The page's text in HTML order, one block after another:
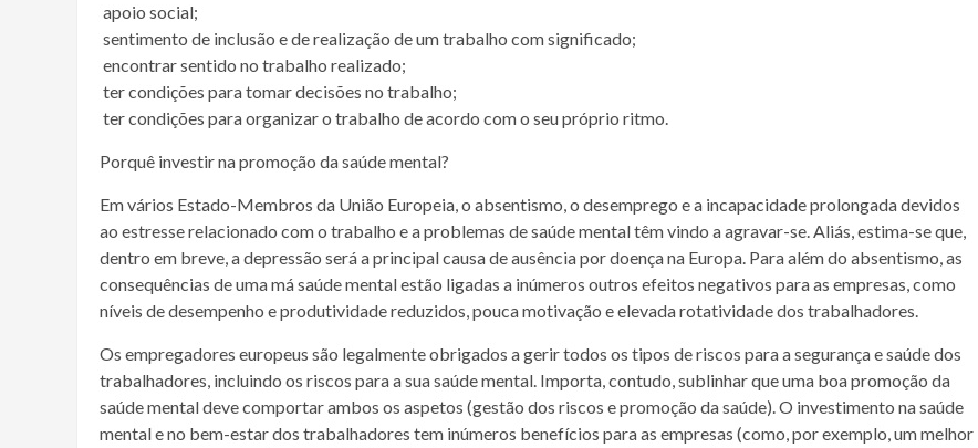
 apoio social;
 sentimento de inclusão e de realização de um trabalho com significado;
 encontrar sentido no trabalho realizado;
 ter condições para tomar decisões no trabalho;
 ter condições para organizar o trabalho de acordo com o seu próprio ritmo.
Porquê investir na promoção da saúde mental?
Em vários Estado-Membros da União Europeia, o absentismo, o desemprego e a incapacidade prolongada devidos
ao estresse relacionado com o trabalho e a problemas de saúde mental têm vindo a agravar-se. Aliás, estima-se que,
dentro em breve, a depressão será a principal causa de ausência por doença na Europa. Para além do absentismo, as
consequências de uma má saúde mental estão ligadas a inúmeros outros efeitos negativos para as empresas, como
níveis de desempenho e produtividade reduzidos, pouca motivação e elevada rotatividade dos trabalhadores.
Os empregadores europeus são legalmente obrigados a gerir todos os tipos de riscos para a segurança e saúde dos
trabalhadores, incluindo os riscos para a sua saúde mental. Importa, contudo, sublinhar que uma boa promoção da
saúde mental deve comportar ambos os aspetos (gestão dos riscos e promoção da saúde). O investimento na saúde
mental e no bem-estar dos trabalhadores tem inúmeros benefícios para as empresas (como, por exemplo, um melhor